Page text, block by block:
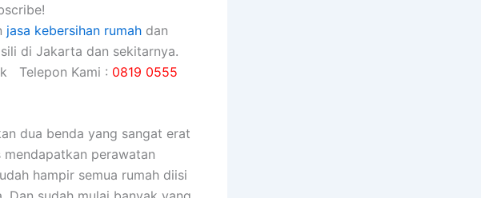
jasa kebersihan rumah dan
di Jakarta dan sekitarnya.
Telepon Kami : 0819 0555
dua benda уаng ѕаngаt erat
mendapatkan perawatan
hаmріr ѕеmuа rumah diisi